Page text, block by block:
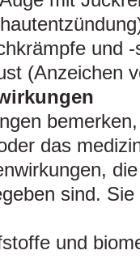
und
(Anzeichen
das
sind.
und